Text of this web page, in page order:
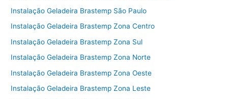
Instalação Geladeira Brastemp São Paulo
Instalação Geladeira Brastemp Zona Centro
Instalação Geladeira Brastemp Zona Sul
Instalação Geladeira Brastemp Zona Norte
Instalação Geladeira Brastemp Zona Oeste
Instalação Geladeira Brastemp Zona Leste